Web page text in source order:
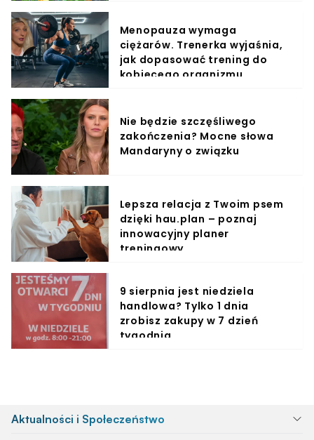
Menopauza wymaga
ciężarów. Trenerka wyjaśnia,
jak dopasować trening do
kobiecego organizmu
Nie będzie szczęśliwego
zakończenia? Mocne słowa
Mandaryny o związku
Lepsza relacja z Twoim psem
dzięki hau.plan – poznaj
innowacyjny planer
treningowy
9 sierpnia jest niedziela
handlowa? Tylko 1 dnia
zrobisz zakupy w 7 dzień
tygodnia
Aktualności i Społeczeństwo